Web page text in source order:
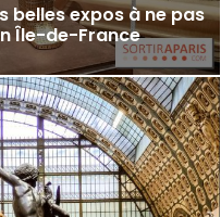
belles expos à ne pas
Île-de-France